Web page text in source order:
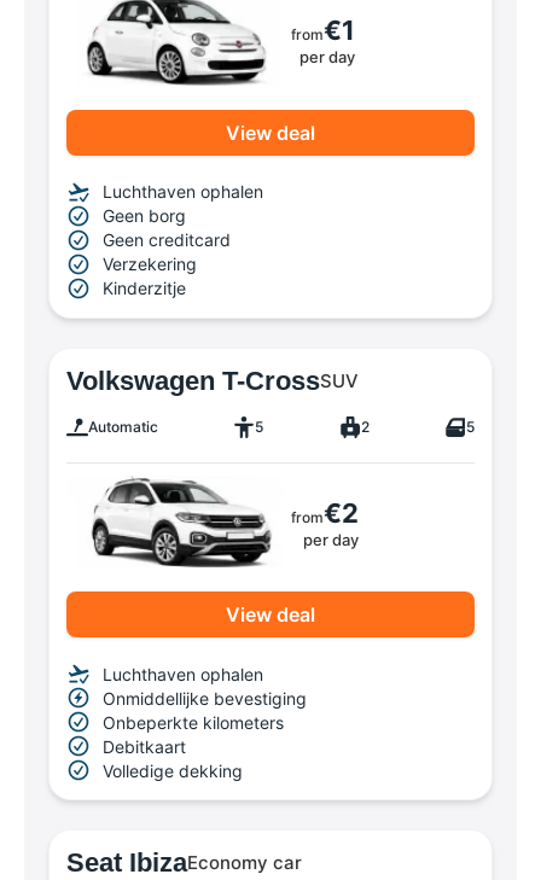
from€1
per day
View deal
Luchthaven ophalen
Geen borg
Geen creditcard
Verzekering
Kinderzitje
Volkswagen T-CrossSUV
Automatic 5 2 5
from€2
per day
View deal
Luchthaven ophalen
Onmiddellijke bevestiging
Onbeperkte kilometers
Debitkaart
Volledige dekking
Seat IbizaEconomy car